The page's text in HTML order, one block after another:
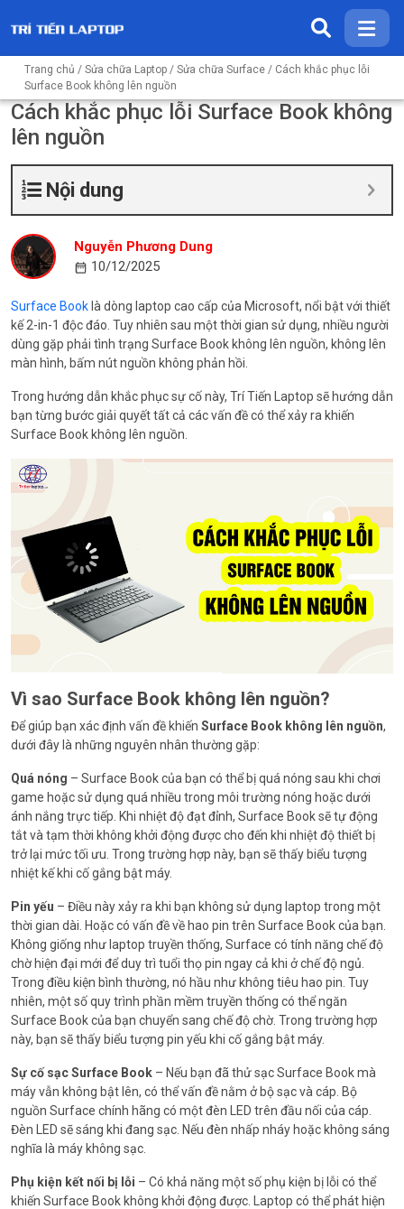
Trang chủ / Sửa chữa Laptop / Sửa chữa Surface / Cách khắc phục lỗi
Surface Book không lên nguồn
Cách khắc phục lỗi Surface Book không
lên nguồn
Nội dung
Nguyễn Phương Dung
10/12/2025
Surface Book là dòng laptop cao cấp của Microsoft, nổi bật với thiết
kế 2-in-1 độc đáo. Tuy nhiên sau một thời gian sử dụng, nhiều người
dùng gặp phải tình trạng Surface Book không lên nguồn, không lên
màn hình, bấm nút nguồn không phản hồi.
Trong hướng dẫn khắc phục sự cố này, Trí Tiến Laptop sẽ hướng dẫn
bạn từng bước giải quyết tất cả các vấn đề có thể xảy ra khiến
Surface Book không lên nguồn.
Vì sao Surface Book không lên nguồn?
Để giúp bạn xác định vấn đề khiến Surface Book không lên nguồn,
dưới đây là những nguyên nhân thường gặp:
Quá nóng – Surface Book của bạn có thể bị quá nóng sau khi chơi
game hoặc sử dụng quá nhiều trong môi trường nóng hoặc dưới
ánh nắng trực tiếp. Khi nhiệt độ đạt đỉnh, Surface Book sẽ tự động
tắt và tạm thời không khởi động được cho đến khi nhiệt độ thiết bị
trở lại mức tối ưu. Trong trường hợp này, bạn sẽ thấy biểu tượng
nhiệt kế khi cố gắng bật máy.
Pin yếu – Điều này xảy ra khi bạn không sử dụng laptop trong một
thời gian dài. Hoặc có vấn đề về hao pin trên Surface Book của bạn.
Không giống như laptop truyền thống, Surface có tính năng chế độ
chờ hiện đại mới để duy trì tuổi thọ pin ngay cả khi ở chế độ ngủ.
Trong điều kiện bình thường, nó hầu như không tiêu hao pin. Tuy
nhiên, một số quy trình phần mềm truyền thống có thể ngăn
Surface Book của bạn chuyển sang chế độ chờ. Trong trường hợp
này, bạn sẽ thấy biểu tượng pin yếu khi cố gắng bật máy.
Sự cố sạc Surface Book – Nếu bạn đã thử sạc Surface Book mà
máy vẫn không bật lên, có thể vấn đề nằm ở bộ sạc và cáp. Bộ
nguồn Surface chính hãng có một đèn LED trên đầu nối của cáp.
Đèn LED sẽ sáng khi đang sạc. Nếu đèn nhấp nháy hoặc không sáng
nghĩa là máy không sạc.
Phụ kiện kết nối bị lỗi – Có khả năng một số phụ kiện bị lỗi có thể
khiến Surface Book không khởi động được. Laptop có thể phát hiện